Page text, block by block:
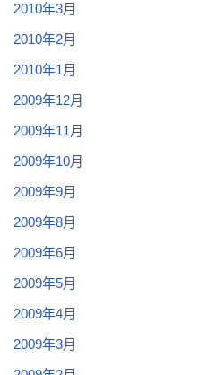
2010年3月
2010年2月
2010年1月
2009年12月
2009年11月
2009年10月
2009年9月
2009年8月
2009年6月
2009年5月
2009年4月
2009年3月